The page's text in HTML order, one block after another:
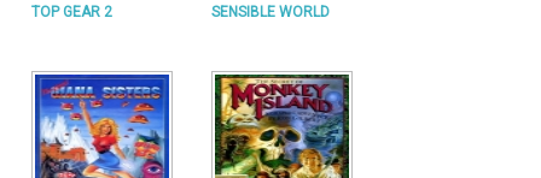
TOP GEAR 2 SENSIBLE WORLD